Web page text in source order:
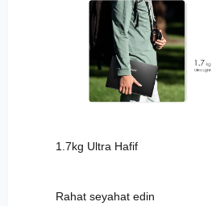
1.7kg Ultra Hafif
Rahat seyahat edin